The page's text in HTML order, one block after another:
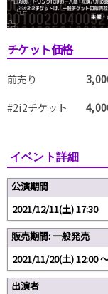
チケット価格
前売り
#2i2チケット
イベント詳細
公演期間
2021/12/11(土) 17:30
販売期間: 一般発売
2021/11/20(土) 12:00
出演者